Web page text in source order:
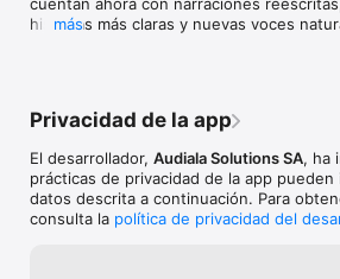
- Gamificación: Consigue insignias,
nivel mientras exploras
Un tour a pie cuesta entre 30 y 50 € por
audioguía de museo, entre 5 y 10 €.
ilimitadas en cualquier ciudad por menos
café al mes.
Pruébalo todo gratis durante 24 horas. Tu
merece algo más que Wikipedia.
historias más claras y nuevas voces
más
Privacidad de la app
El desarrollador, Audiala Solutions SA, ha
prácticas de privacidad de la app
datos descrita a continuación. Para
consulta la política de privacidad del